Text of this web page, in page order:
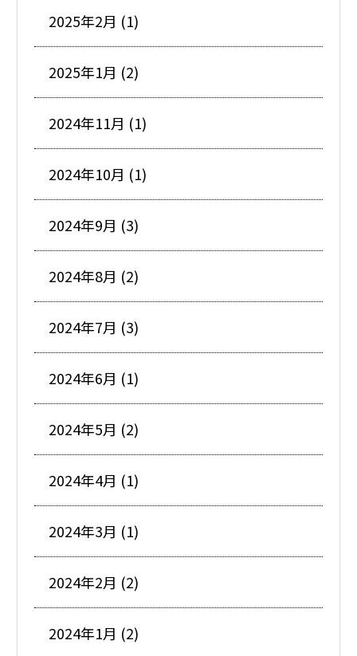
2025年2月 (1)
2025年1月 (2)
2024年11月 (1)
2024年10月 (1)
2024年9月 (3)
2024年8月 (2)
2024年7月 (3)
2024年6月 (1)
2024年5月 (2)
2024年4月 (1)
2024年3月 (1)
2024年2月 (2)
2024年1月 (2)